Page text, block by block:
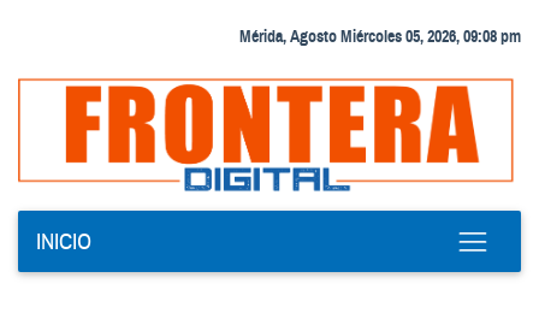
Mérida, Agosto Miércoles 05, 2026, 09:08 pm
INICIO